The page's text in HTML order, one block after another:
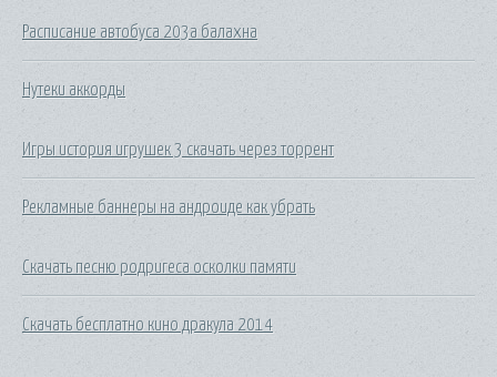
Расписание автобуса 203а балахна
Нутеки аккорды
Игры история игрушек 3 скачать через торрент
Рекламные баннеры на андроиде как убрать
Скачать песню родригеса осколки памяти
Скачать бесплатно кино дракула 2014